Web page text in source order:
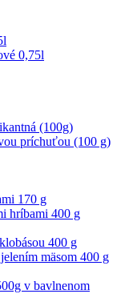
0,75l
(100g)
príchuťou (100 g)
170 g
hríbami 400 g
400 g
mäsom 400 g
v bavlnenom